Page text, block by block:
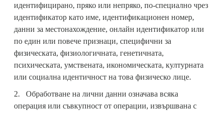
идентифицирано, пряко или непряко, по-специално чрез
идентификатор като име, идентификационен номер,
данни за местонахождение, онлайн идентификатор или
по един или повече признаци, специфични за
физическата, физиологичната, генетичната,
психическата, умствената, икономическата, културната
или социална идентичност на това физическо лице.
2. Обработване на лични данни означава всяка
операция или съвкупност от операции, извършвана с